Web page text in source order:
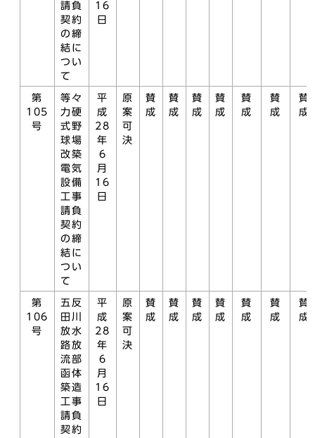
請負
契約
の締
結に
つい
て
16
日
第
105
号
等々
力硬
式野
球場
改築
電気
設備
工事
請負
契約
の締
結に
つい
て
平
成
28
年
6
月
16
日
原
案
可
決
賛
成
賛
成
賛
成
賛
成
賛
成
賛
成
賛
成
第
106
号
五反
田川
放水
路放
流部
函体
築造
工事
請負
契約
平
成
28
年
6
月
16
日
原
案
可
決
賛
成
賛
成
賛
成
賛
成
賛
成
賛
成
賛
成